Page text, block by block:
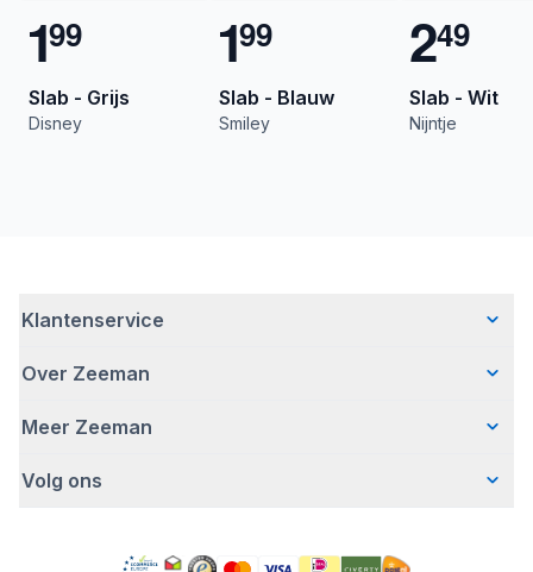
199
Slab - Grijs
Disney
199
Slab - Blauw
Smiley
249
Slab - Wit
Nijntje
Klantenservice
Veelgestelde vragen
Bezorgen
Retourneren
Over Zeeman
Wie wij zijn
Hoe wij verantwoord ondernemen
Meer Zeeman
Veiligheidswaarschuwing
Volg ons